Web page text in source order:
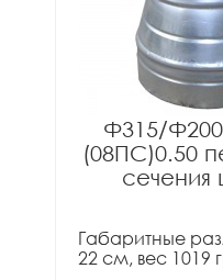
Ф315/
(08ПС)0.50
сечения
Габаритные
22 см, вес 1019